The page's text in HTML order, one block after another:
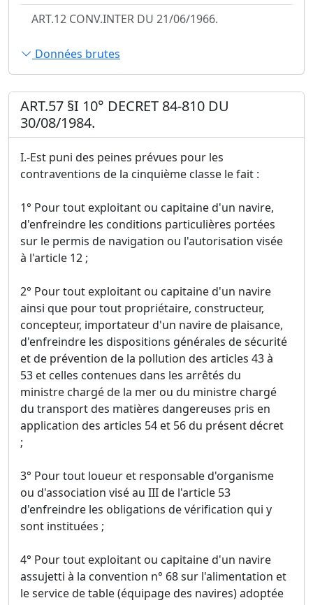
ART.12 CONV.INTER DU 21/06/1966.
Données brutes
ART.57 §I 10° DECRET 84-810 DU
30/08/1984.
I.-Est puni des peines prévues pour les
contraventions de la cinquième classe le fait :
1° Pour tout exploitant ou capitaine d'un navire,
d'enfreindre les conditions particulières portées
sur le permis de navigation ou l'autorisation visée
à l'article 12 ;
2° Pour tout exploitant ou capitaine d'un navire
ainsi que pour tout propriétaire, constructeur,
concepteur, importateur d'un navire de plaisance,
d'enfreindre les dispositions générales de sécurité
et de prévention de la pollution des articles 43 à
53 et celles contenues dans les arrêtés du
ministre chargé de la mer ou du ministre chargé
du transport des matières dangereuses pris en
application des articles 54 et 56 du présent décret
;
3° Pour tout loueur et responsable d'organisme
ou d'association visé au III de l'article 53
d'enfreindre les obligations de vérification qui y
sont instituées ;
4° Pour tout exploitant ou capitaine d'un navire
assujetti à la convention n° 68 sur l'alimentation et
le service de table (équipage des navires) adoptée